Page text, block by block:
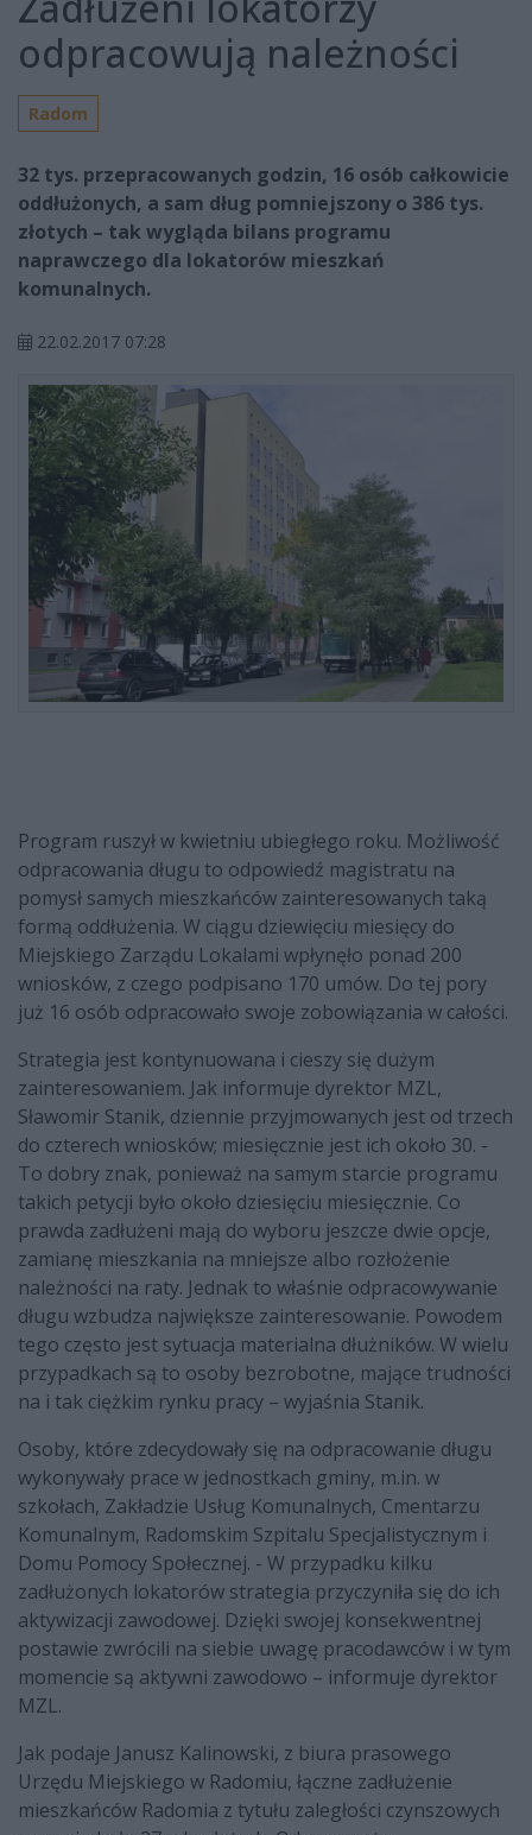
odpracowują należności
Radom
32 tys. przepracowanych godzin, 16 osób całkowicie
oddłużonych, a sam dług pomniejszony o 386 tys.
złotych – tak wygląda bilans programu
naprawczego dla lokatorów mieszkań
komunalnych.
22.02.2017 07:28
Program ruszył w kwietniu ubiegłego roku. Możliwość
odpracowania długu to odpowiedź magistratu na
pomysł samych mieszkańców zainteresowanych taką
formą oddłużenia. W ciągu dziewięciu miesięcy do
Miejskiego Zarządu Lokalami wpłynęło ponad 200
wniosków, z czego podpisano 170 umów. Do tej pory
już 16 osób odpracowało swoje zobowiązania w całości.
Strategia jest kontynuowana i cieszy się dużym
zainteresowaniem. Jak informuje dyrektor MZL,
Sławomir Stanik, dziennie przyjmowanych jest od trzech
do czterech wniosków; miesięcznie jest ich około 30. -
To dobry znak, ponieważ na samym starcie programu
takich petycji było około dziesięciu miesięcznie. Co
prawda zadłużeni mają do wyboru jeszcze dwie opcje,
zamianę mieszkania na mniejsze albo rozłożenie
należności na raty. Jednak to właśnie odpracowywanie
długu wzbudza największe zainteresowanie. Powodem
tego często jest sytuacja materialna dłużników. W wielu
przypadkach są to osoby bezrobotne, mające trudności
na i tak ciężkim rynku pracy – wyjaśnia Stanik.
Osoby, które zdecydowały się na odpracowanie długu
wykonywały prace w jednostkach gminy, m.in. w
szkołach, Zakładzie Usług Komunalnych, Cmentarzu
Komunalnym, Radomskim Szpitalu Specjalistycznym i
Domu Pomocy Społecznej. - W przypadku kilku
zadłużonych lokatorów strategia przyczyniła się do ich
aktywizacji zawodowej. Dzięki swojej konsekwentnej
postawie zwrócili na siebie uwagę pracodawców i w tym
momencie są aktywni zawodowo – informuje dyrektor
MZL.
Jak podaje Janusz Kalinowski, z biura prasowego
Urzędu Miejskiego w Radomiu, łączne zadłużenie
mieszkańców Radomia z tytułu zaległości czynszowych